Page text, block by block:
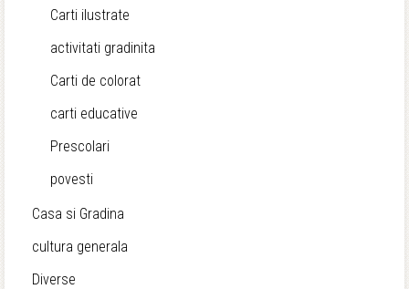
Carti ilustrate
activitati gradinita
Carti de colorat
carti educative
Prescolari
povesti
Casa si Gradina
cultura generala
Diverse